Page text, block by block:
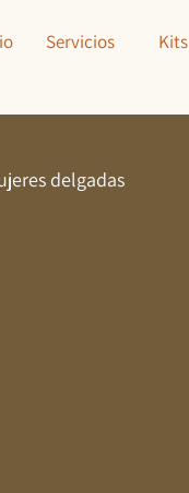
Servicios Kits
delgadas